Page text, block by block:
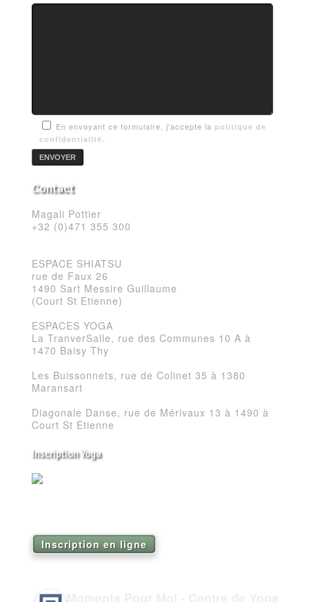
En envoyant ce formulaire, j'accepte la politique de
confidentialité.
Contact
Magali Pottier
+32 (0)471 355 300
ESPACE SHIATSU
rue de Faux 26
1490 Sart Messire Guillaume
(Court St Etienne)
ESPACES YOGA
La TranverSalle, rue des Communes 10 A à
1470 Baisy Thy
Les Buissonnets, rue de Colinet 35 à 1380
Maransart
Diagonale Danse, rue de Mérivaux 13 à 1490 à
Court St Etienne
Inscription Yoga
Inscription en ligne
Moments Pour Moi - Centre de Yoga